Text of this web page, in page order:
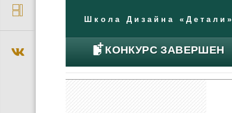
Школа Дизайна «Детали»
КОНКУРС ЗАВЕРШЕН